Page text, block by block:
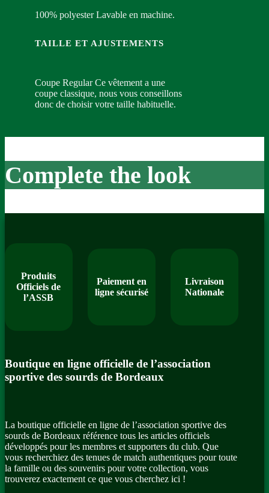
100% polyester Lavable en machine.
TAILLE ET AJUSTEMENTS
Coupe Regular Ce vêtement a une
coupe classique, nous vous conseillons
donc de choisir votre taille habituelle.
Complete the look
Produits
Officiels de
l’ASSB
Paiement en
ligne sécurisé
Livraison
Nationale
Boutique en ligne officielle de l’association
sportive des sourds de Bordeaux
La boutique officielle en ligne de l’association sportive des
sourds de Bordeaux référence tous les articles officiels
développés pour les membres et supporters du club. Que
vous recherchiez des tenues de match authentiques pour toute
la famille ou des souvenirs pour votre collection, vous
trouverez exactement ce que vous cherchez ici !